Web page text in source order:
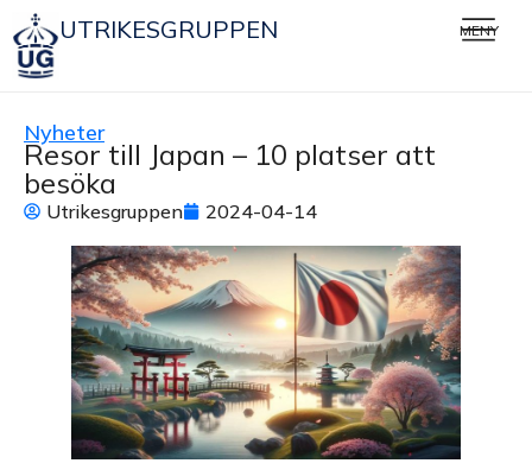
UTRIKESGRUPPEN MENY
Nyheter
Resor till Japan – 10 platser att
besöka
Utrikesgruppen 2024-04-14